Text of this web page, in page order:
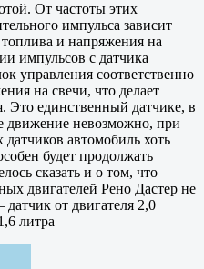
От частоты этих
импульса зависит
и напряжения на
импульсов с датчика
управления соответственно
на свечи, что делает
Это единственный датчике, в
движение невозможно, при
датчиков автомобиль хоть
будет продолжать
сказать и о том, что
двигателей Рено Дастер не
от двигателя 2,0
литра